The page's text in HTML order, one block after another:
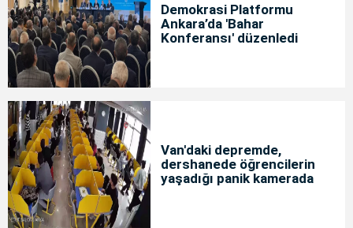
Demokrasi Platformu
Ankara’da 'Bahar
Konferansı' düzenledi
Van'daki depremde,
dershanede öğrencilerin
yaşadığı panik kamerada